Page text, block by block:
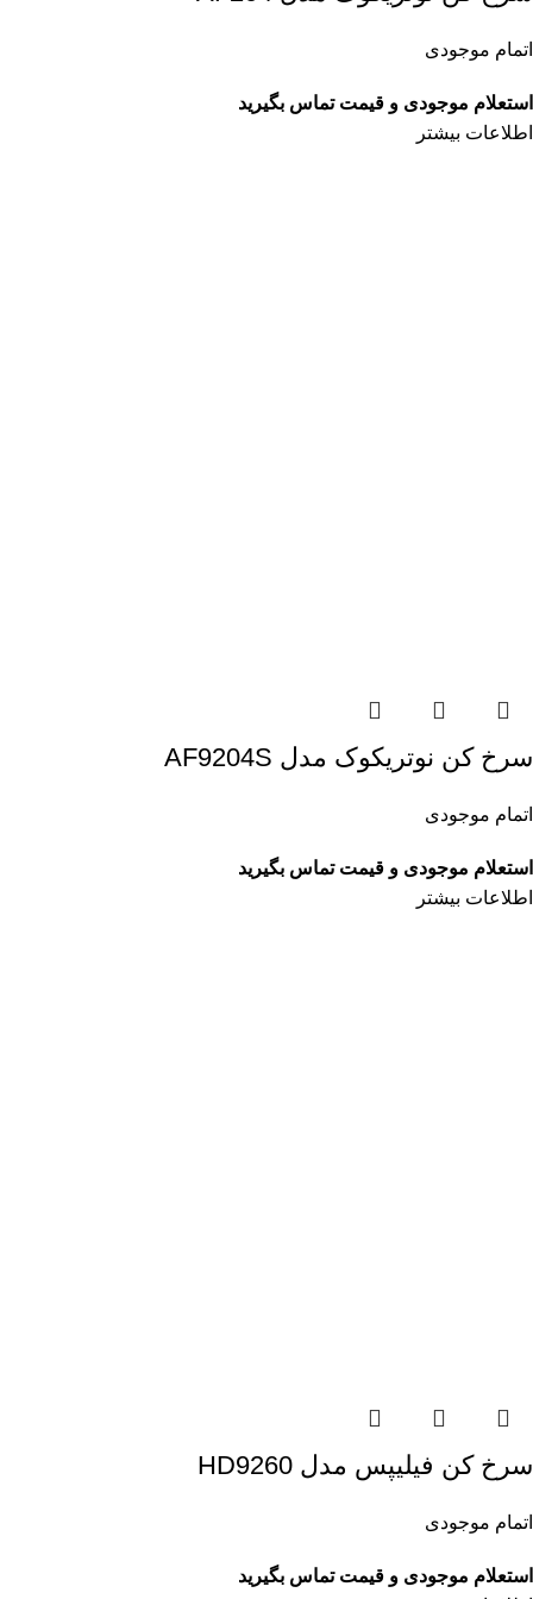
اتمام موجودی
استعلام موجودی و قیمت تماس بگیرید
اطلاعات بیشتر
سرخ کن نوتریکوک مدل AF9204S
اتمام موجودی
استعلام موجودی و قیمت تماس بگیرید
اطلاعات بیشتر
سرخ کن فیلیپس مدل HD9260
اتمام موجودی
استعلام موجودی و قیمت تماس بگیرید